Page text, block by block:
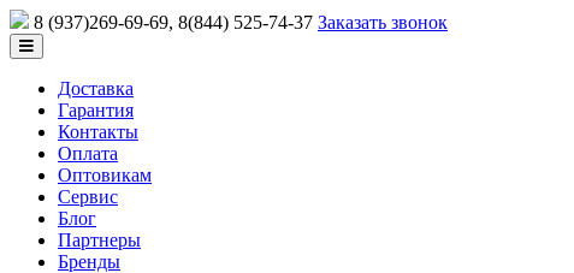
8 (937)269-69-69, 8(844) 525-74-37 Заказать звонок
Доставка
Гарантия
Контакты
Оплата
Оптовикам
Сервис
Блог
Партнеры
Бренды